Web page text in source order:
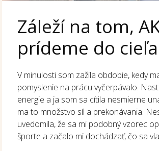
Záleží na tom,
prídeme do cieľa
V minulosti som zažila obdobie, kedy
pomyslenie na prácu vyčerpávalo.
energie a ja som sa cítila nesmierne
ma to množstvo síl a prekonávania.
uvedomila, že sa mi podobný vzorec
športe a začalo mi dochádzať, čo sa